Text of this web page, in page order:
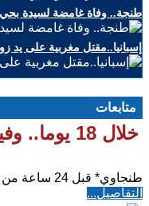
طنجة.. وفاة غامضة لسيدة
إسبانيا..مقتل مغربية على
متابعات
خلال 18 يوما.. وفيات كورونا في إسبانيا تفوق نظيرتها في الصين
طنجاوي* قبل 24 ساعة من يوم السبت الموافق 7 مارس الجاري، تجمع مئات الآلاف من الأشخاص في جميع أنحاء إسبانيا
التفاصيل...